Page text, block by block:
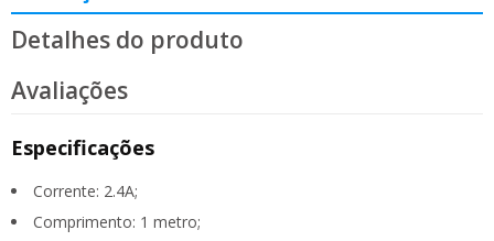
Detalhes do produto
Avaliações
Especificações
Corrente: 2.4A;
Comprimento: 1 metro;